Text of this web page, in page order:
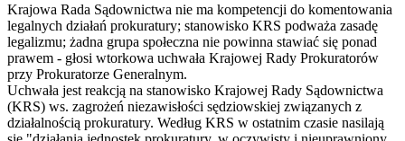
Krajowa Rada Sądownictwa nie ma kompetencji do komentowania
legalnych działań prokuratury; stanowisko KRS podważa zasadę
legalizmu; żadna grupa społeczna nie powinna stawiać się ponad
prawem - głosi wtorkowa uchwała Krajowej Rady Prokuratorów
przy Prokuratorze Generalnym.
Uchwała jest reakcją na stanowisko Krajowej Rady Sądownictwa
(KRS) ws. zagrożeń niezawisłości sędziowskiej związanych z
działalnością prokuratury. Według KRS w ostatnim czasie nasilają